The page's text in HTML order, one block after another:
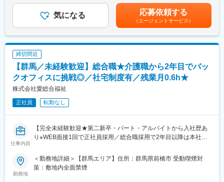
献性も高く、今後の高齢化社会において成長が見込める成長産業
です。 また、病院や介護施設の業務軽減に貢献する事で、患者
様、利用者様へのサービス向上に直結する為、大変やりがいのあ
■キャリアアップについて：
本人の頑張りを昇給、昇格にて評価される制度が御座います。ま
た、事業拡大に伴い、新規の営業所も出店しており、営業所長や
エリアを管理する責任者などのポストがある為、早期のキャリア
アップが見込めます。 ※実際に入社4年前後で所長になった中途入
品）をレンタルするアメニティサポートシステムを提供している
会社です。
ご利用者への提供・回収・請求まで全て弊社で受け持っておりま
す。そのため医療・介護施設の業務負担の軽減もでき多くのメリ
補足＞※経験・スキルを考慮の上、決定いたします。■昇給：年2
回（4月、10月）賃金はあくまでも目安の金額であり、選考を通
じて上下する可能性があります。月給(月額)は固定手当を含めた表
記です。
気になる 応募依頼する
（エージェントサービス）
締切間近
【群馬／未経験歓迎】総合職★介護職から2年目でバッ
クオフィスに挑戦◎／社宅制度有／残業月0.6h★
株式会社愛総合福祉
正社員 転勤なし
仕事内容
【完全未経験歓迎★第二新卒・パート・アルバイトから入社歴あ
り※WEB面接1回で正社員採用／総合職採用で2年目以降は本社管
で未経験の方でも安心／ジョブローテーション制度で多様なキャ
リアを描ける】
勤務地
＜勤務地詳細＞【群馬エリア】住所：群馬県前橋市 受動喫煙対
策：敷地内全面禁煙